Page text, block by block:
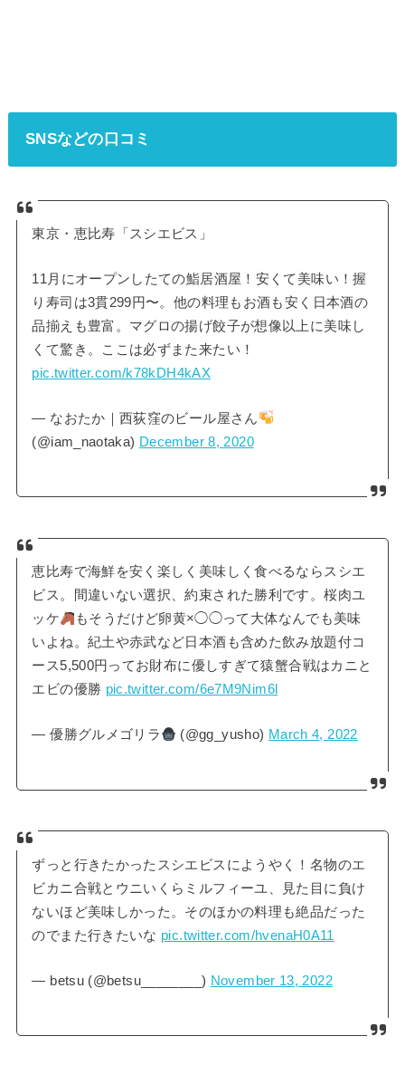
SNSなどの口コミ
東京・恵比寿「スシエビス」
11月にオープンしたての鮨居酒屋！安くて美味い！握
り寿司は3貫299円〜。他の料理もお酒も安く日本酒の
品揃えも豊富。マグロの揚げ餃子が想像以上に美味し
くて驚き。ここは必ずまた来たい！
pic.twitter.com/k78kDH4kAX
— なおたか｜西荻窪のビール屋さん
(@iam_naotaka) December 8, 2020
恵比寿で海鮮を安く楽しく美味しく食べるならスシエ
ビス。間違いない選択、約束された勝利です。桜肉ユ
ッケ
もそうだけど卵黄×◯◯って大体なんでも美味
いよね。紀土や赤武など日本酒も含めた飲み放題付コ
ース5,500円ってお財布に優しすぎて猿蟹合戦はカニと
エビの優勝 pic.twitter.com/6e7M9Nim6l
— 優勝グルメゴリラ (@gg_yusho) March 4, 2022
ずっと行きたかったスシエビスにようやく！名物のエ
ビカニ合戦とウニいくらミルフィーユ、見た目に負け
ないほど美味しかった。そのほかの料理も絶品だった
のでまた行きたいな pic.twitter.com/hvenaH0A11
— betsu (@betsu________) November 13, 2022